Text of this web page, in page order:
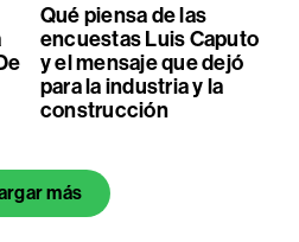
Qué piensa de las
encuestas Luis Caputo
y el mensaje que dejó
para la industria y la
construcción
más